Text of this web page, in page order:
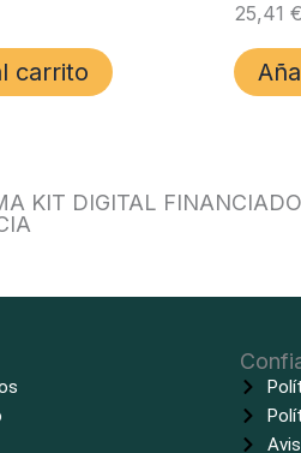
carrito
25,41
KIT DIGITAL